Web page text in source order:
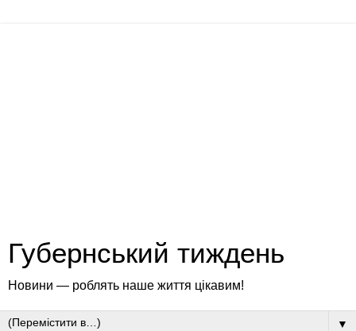
Губернський тиждень
Новини — роблять наше життя цікавим!
▼